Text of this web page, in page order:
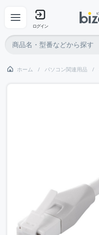
ログイン
ホーム パソコン関連用品